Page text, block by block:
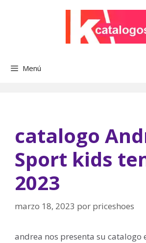
Menú
catalogo
Sport kids
2023
marzo 18, 2023 por priceshoes
andrea nos presenta su catalogo